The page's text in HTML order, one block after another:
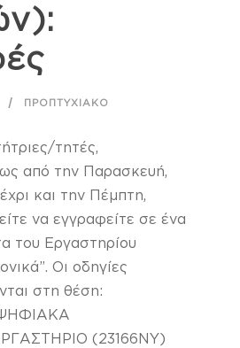
ΠΡΟΠΤΥΧΙΑΚΌ
τητές,
από την Παρασκευή,
και την Πέμπτη,
να εγγραφείτε σε ένα
του Εργαστηρίου
Οι οδηγίες
στη θέση:
ΨΗΦΙΑΚΑ
(23166NY)